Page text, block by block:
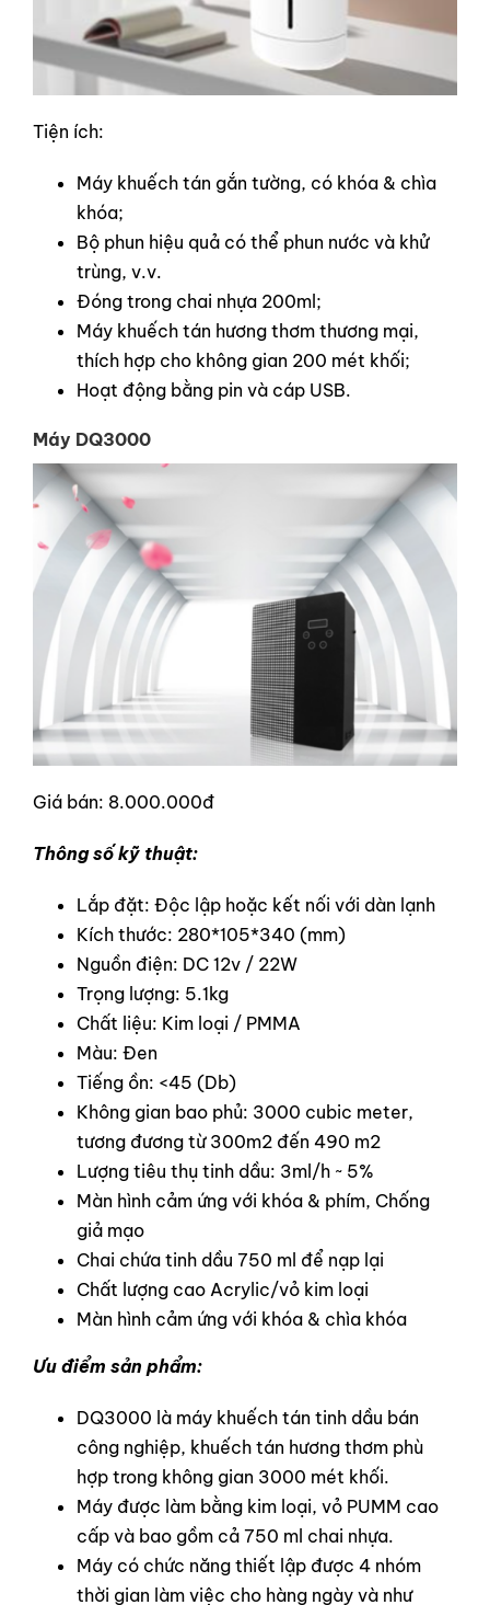
Tiện ích:
Máy khuếch tán gắn tường, có khóa & chìa
khóa;
Bộ phun hiệu quả có thể phun nước và khử
trùng, v.v.
Đóng trong chai nhựa 200ml;
Máy khuếch tán hương thơm thương mại,
thích hợp cho không gian 200 mét khối;
Hoạt động bằng pin và cáp USB.
Máy DQ3000
Giá bán: 8.000.000đ
Thông số kỹ thuật:
Lắp đặt: Độc lập hoặc kết nối với dàn lạnh
Kích thước: 280*105*340 (mm)
Nguồn điện: DC 12v / 22W
Trọng lượng: 5.1kg
Chất liệu: Kim loại / PMMA
Màu: Đen
Tiếng ồn: <45 (Db)
Không gian bao phủ: 3000 cubic meter,
tương đương từ 300m2 đến 490 m2
Lượng tiêu thụ tinh dầu: 3ml/h ~ 5%
Màn hình cảm ứng với khóa & phím, Chống
giả mạo
Chai chứa tinh dầu 750 ml để nạp lại
Chất lượng cao Acrylic/vỏ kim loại
Màn hình cảm ứng với khóa & chìa khóa
Ưu điểm sản phẩm:
DQ3000 là máy khuếch tán tinh dầu bán
công nghiệp, khuếch tán hương thơm phù
hợp trong không gian 3000 mét khối.
Máy được làm bằng kim loại, vỏ PUMM cao
cấp và bao gồm cả 750 ml chai nhựa.
Máy có chức năng thiết lập được 4 nhóm
thời gian làm việc cho hàng ngày và như